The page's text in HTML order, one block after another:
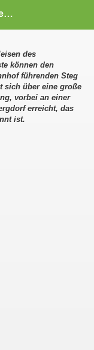
Modelleisenbahnverein Deggendorf
des
können den
führenden Steg
sich über eine große
vorbei an einer
erreicht, das
ist.